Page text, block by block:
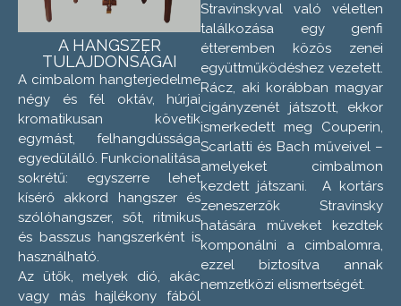
A HANGSZER
TULAJDONSÁGAI
A cimbalom hangterjedelme
négy és fél oktáv, húrjai
kromatikusan követik
egymást, felhangdússága
egyedülálló. Funkcionalitása
sokrétű: egyszerre lehet
kísérő akkord hangszer és
szólóhangszer, sőt, ritmikus
és basszus hangszerként is
használható.
Az ütők, melyek dió, akác
vagy más hajlékony fából
Stravinskyval való véletlen
találkozása egy genfi
étteremben közös zenei
együttműködéshez vezetett.
Rácz, aki korábban magyar
cigányzenét játszott, ekkor
ismerkedett meg Couperin,
Scarlatti és Bach műveivel –
amelyeket cimbalmon
kezdett játszani. A kortárs
zeneszerzők Stravinsky
hatására műveket kezdtek
komponálni a cimbalomra,
ezzel biztosítva annak
nemzetközi elismertségét.